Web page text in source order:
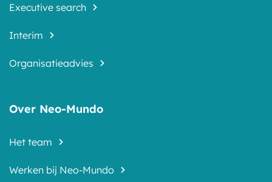
Executive search
Interim
Organisatieadvies
Over Neo-Mundo
Het team
Werken bij Neo-Mundo